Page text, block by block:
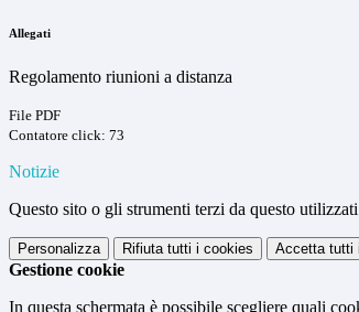
Allegati
Regolamento riunioni a distanza
File PDF
Contatore click: 73
Notizie
Questo sito o gli strumenti terzi da questo
Personalizza Rifiuta tutti i cookies Accetta tutti
Gestione cookie
In questa schermata è possibile scegliere quali